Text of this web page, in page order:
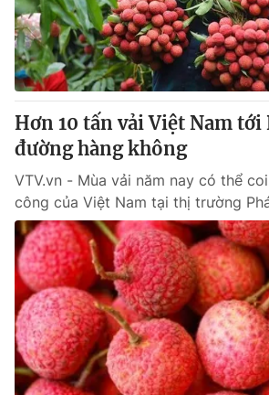
Hơn 10 tấn vải Việt Nam tới
đường hàng không
VTV.vn - Mùa vải năm nay có thể
công của Việt Nam tại thị trường